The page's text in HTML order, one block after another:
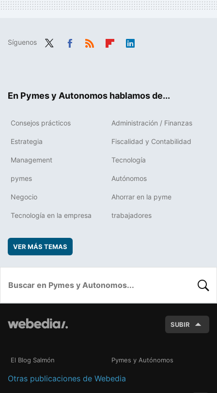
Síguenos
En Pymes y Autonomos hablamos de...
Consejos prácticos Administración / Finanzas
Estrategia Fiscalidad y Contabilidad
Management Tecnología
pymes Autónomos
Negocio Ahorrar en la pyme
Tecnología en la empresa trabajadores
VER MÁS TEMAS
SUBIR
El Blog Salmón Pymes y Autónomos
Otras publicaciones de Webedia